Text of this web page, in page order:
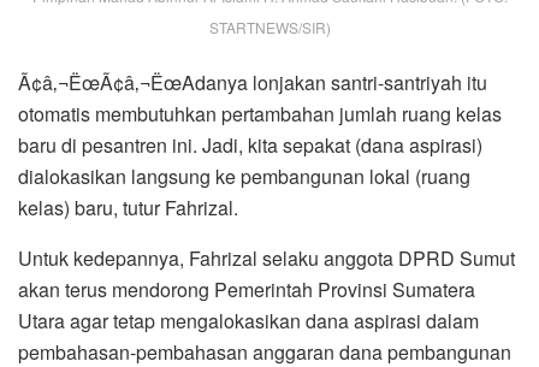
STARTNEWS/SIR)
Ã¢â‚¬ËœÃ¢â‚¬ËœAdanya lonjakan santri-santriyah itu
otomatis membutuhkan pertambahan jumlah ruang kelas
baru di pesantren ini. Jadi, kita sepakat (dana aspirasi)
dialokasikan langsung ke pembangunan lokal (ruang
kelas) baru, tutur Fahrizal.
Untuk kedepannya, Fahrizal selaku anggota DPRD Sumut
akan terus mendorong Pemerintah Provinsi Sumatera
Utara agar tetap mengalokasikan dana aspirasi dalam
pembahasan-pembahasan anggaran dana pembangunan